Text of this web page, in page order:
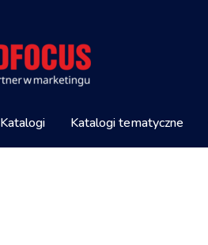
Katalogi Katalogi tematyczne